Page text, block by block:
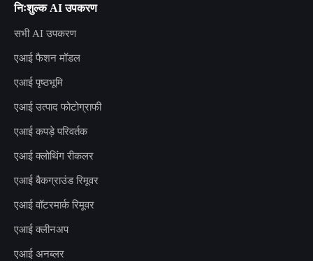
निःशुल्क AI उपकरण
सभी AI उपकरण
एआई फैशन मॉडल
एआई पृष्ठभूमि
एआई उत्पाद फोटोग्राफी
एआई कपड़े परिवर्तक
एआई क्लोथिंग रीकलर
एआई बैकग्राउंड रिमूवर
एआई वॉटरमार्क रिमूवर
एआई क्लीनअप
एआई अनब्लर